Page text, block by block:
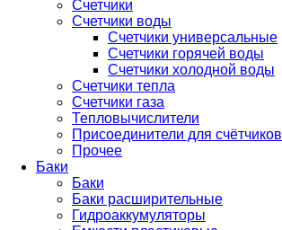
Счетчики
Счетчики воды
Счетчики универсальные
Счетчики горячей воды
Счетчики холодной воды
Счетчики тепла
Счетчики газа
Тепловычислители
Присоединители для счётчиков
Прочее
Баки
Баки
Баки расширительные
Гидроаккумуляторы